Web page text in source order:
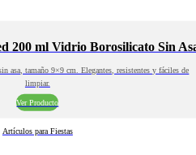
200 ml Vidrio Borosilicato Sin
asa, tamaño 9×9 cm. Elegantes, resistentes y fáciles de
limpiar.
Ver Producto
Artículos para Fiestas